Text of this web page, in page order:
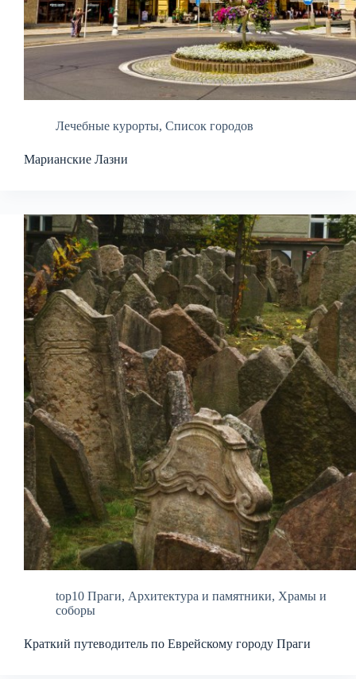
Лечебные курорты, Список городов
Марианские Лазни
top10 Праги, Архитектура и памятники, Храмы и
соборы
Краткий путеводитель по Еврейскому городу Праги